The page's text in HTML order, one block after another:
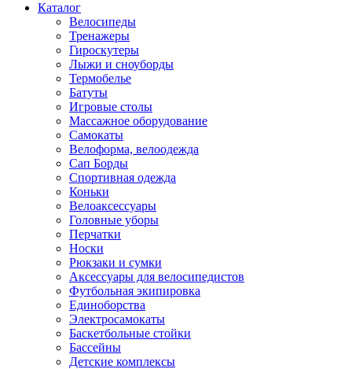
Каталог
Велосипеды
Тренажеры
Гироскутеры
Лыжи и сноуборды
Термобелье
Батуты
Игровые столы
Массажное оборудование
Самокаты
Велоформа, велоодежда
Сап Борды
Спортивная одежда
Коньки
Велоаксессуары
Головные уборы
Перчатки
Носки
Рюкзаки и сумки
Аксессуары для велосипедистов
Футбольная экипировка
Единоборства
Электросамокаты
Баскетбольные стойки
Бассейны
Детские комплексы